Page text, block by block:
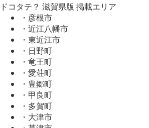
ドコタテ？ 滋賀県版 掲載エリア
・彦根市
・近江八幡市
・東近江市
・日野町
・竜王町
・愛荘町
・豊郷町
・甲良町
・多賀町
・大津市